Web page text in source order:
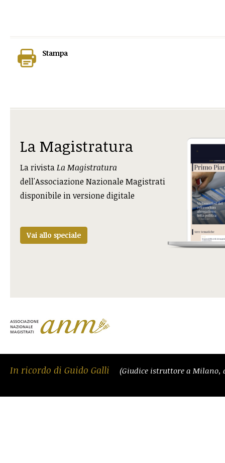
Stampa
La Magistratura
La rivistaLa Magistratura
dell'Associazione Nazionale Magistrati
disponibile in versione digitale
Vai allo speciale
In ricordo di Guido Galli (Giudice istruttore a Milano,